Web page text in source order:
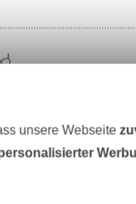
unsere Webseite